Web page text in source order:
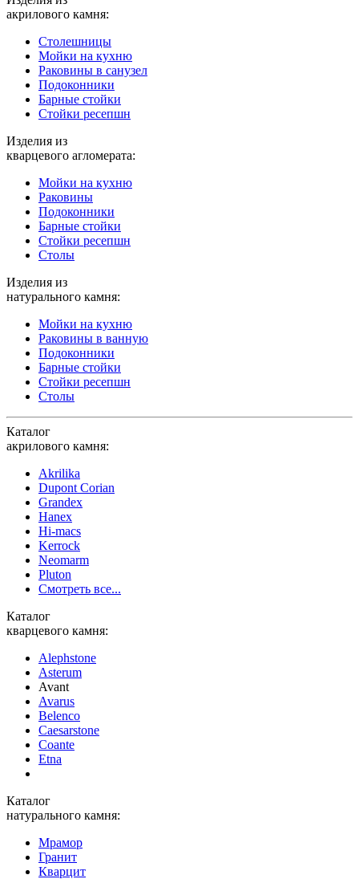
акрилового камня:
Столешницы
Мойки на кухню
Раковины в санузел
Подоконники
Барные стойки
Стойки ресепшн
Изделия из
кварцевого агломерата:
Мойки на кухню
Раковины
Подоконники
Барные стойки
Стойки ресепшн
Столы
Изделия из
натурального камня:
Мойки на кухню
Раковины в ванную
Подоконники
Барные стойки
Стойки ресепшн
Столы
Каталог
акрилового камня:
Akrilika
Dupont Corian
Grandex
Hanex
Hi-macs
Kerrock
Neomarm
Pluton
Смотреть все...
Каталог
кварцевого камня:
Alephstone
Asterum
Avant
Avarus
Belenco
Caesarstone
Coante
Etna
Каталог
натурального камня:
Мрамор
Гранит
Кварцит